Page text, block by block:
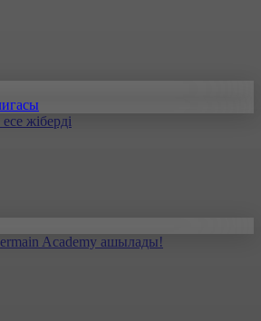
жіберді
Academy ашылады!